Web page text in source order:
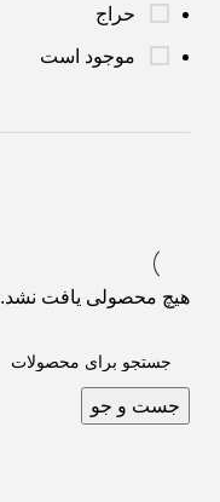
حراج
موجود است
هیچ محصولی یافت نشد.
جست و جو